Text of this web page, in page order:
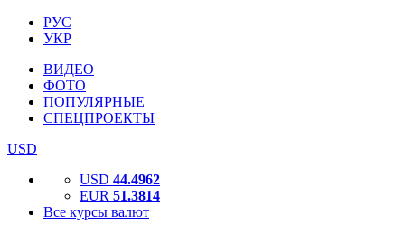
РУС
УКР
ВИДЕО
ФОТО
ПОПУЛЯРНЫЕ
СПЕЦПРОЕКТЫ
USD
USD 44.4962
EUR 51.3814
Все курсы валют